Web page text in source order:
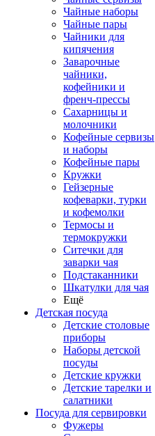
Чайные наборы
Чайные пары
Чайники для
кипячения
Заварочные
чайники,
кофейники и
френч-прессы
Сахарницы и
молочники
Кофейные сервизы
и наборы
Кофейные пары
Кружки
Гейзерные
кофеварки, турки
и кофемолки
Термосы и
термокружки
Ситечки для
заварки чая
Подстаканники
Шкатулки для чая
Ещё
Детская посуда
Детские столовые
приборы
Наборы детской
посуды
Детские кружки
Детские тарелки и
салатники
Посуда для сервировки
Фужеры